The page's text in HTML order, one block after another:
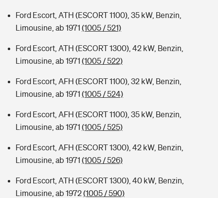
Ford Escort, ATH (ESCORT 1100), 35 kW, Benzin,
Limousine, ab 1971 (1005 / 521)
Ford Escort, ATH (ESCORT 1300), 42 kW, Benzin,
Limousine, ab 1971 (1005 / 522)
Ford Escort, AFH (ESCORT 1100), 32 kW, Benzin,
Limousine, ab 1971 (1005 / 524)
Ford Escort, AFH (ESCORT 1100), 35 kW, Benzin,
Limousine, ab 1971 (1005 / 525)
Ford Escort, AFH (ESCORT 1300), 42 kW, Benzin,
Limousine, ab 1971 (1005 / 526)
Ford Escort, ATH (ESCORT 1300), 40 kW, Benzin,
Limousine, ab 1972(1005 / 590)